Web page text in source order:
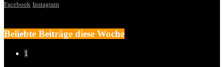
Facebook Instagram
Beliebte Beiträge diese Woche
1